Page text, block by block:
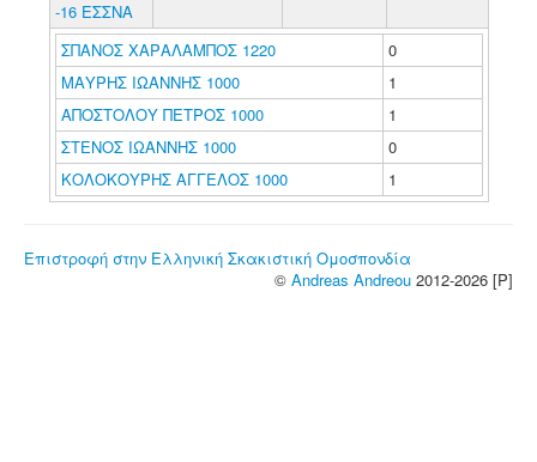
-16 ΕΣΣΝΑ
ΣΠΑΝΟΣ ΧΑΡΑΛΑΜΠΟΣ 1220
0
ΜΑΥΡΗΣ ΙΩΑΝΝΗΣ 1000
1
ΑΠΟΣΤΟΛΟΥ ΠΕΤΡΟΣ 1000
1
ΣΤΕΝΟΣ ΙΩΑΝΝΗΣ 1000
0
ΚΟΛΟΚΟΥΡΗΣ ΑΓΓΕΛΟΣ 1000
1
Επιστροφή στην Ελληνική Σκακιστική Ομοσπονδία
© Andreas Andreou 2012-2026 [P]